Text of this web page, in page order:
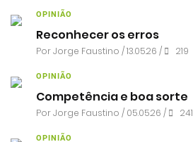
OPINIÃO
Reconhecer os erros
PorJorge Faustino / 13.05.26 / 219
OPINIÃO
Competência e boa sorte
PorJorge Faustino / 05.05.26 / 241
OPINIÃO